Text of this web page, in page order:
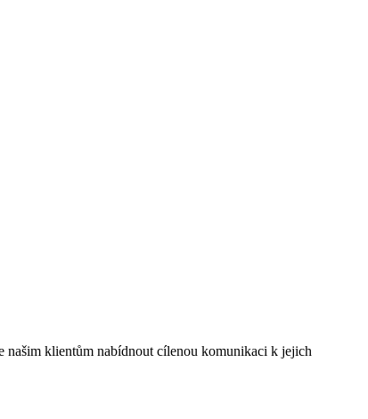
našim klientům nabídnout cílenou komunikaci k jejich